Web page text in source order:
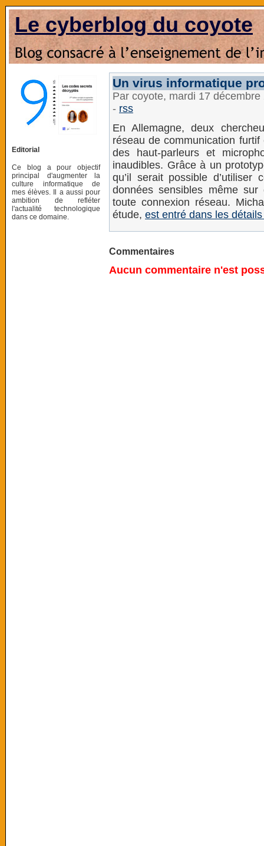
Le cyberblog du coyote
Editorial
Ce blog a pour objectif
principal d'augmenter la
culture informatique de
mes élèves. Il a aussi pour
ambition de refléter
l'actualité technologique
dans ce domaine.
Un virus informatique
Par coyote, mardi 17
- rss
En Allemagne, deux
réseau de communication
des haut-parleurs et
inaudibles. Grâce à un
qu’il serait possible d’utiliser
données sensibles même
toute connexion réseau.
étude, est entré dans les
Commentaires
Aucun commentaire n'est